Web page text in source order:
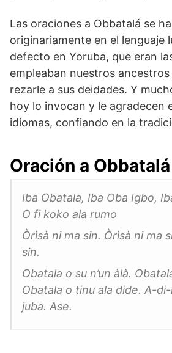
Las oraciones a Obbatalá se
originariamente en el lenguaje
defecto en Yoruba, que eran
empleaban nuestros
rezarle a sus deidades. Y
hoy lo invocan y le agradecen
idiomas, confiando en la
Oración a
Iba Obatala, Iba Oba Igbo,
O fi koko ala rumo
Òrìsà ni ma sin. Òrìsà ni ma
sin.
Obatala o su n’un àlà.
Obatala o tinu ala dide. A-
juba. Ase.